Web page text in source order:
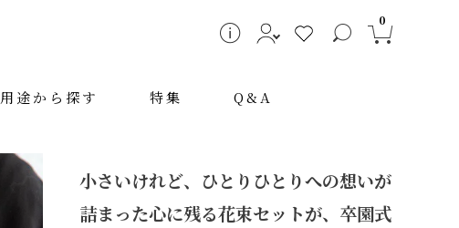
0
用途から探す 特集 Q&A
小さいけれど、ひとりひとりへの想いが
詰まった心に残る花束セットが、卒園式